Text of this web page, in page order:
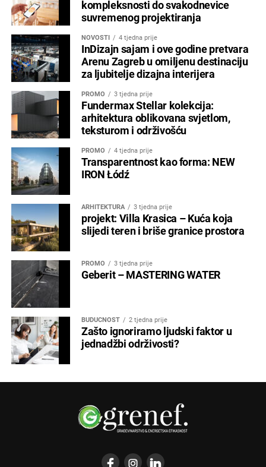
kompleksnosti do svakodnevice
suvremenog projektiranja
NOVOSTI 4 tjedna prije
InDizajn sajam i ove godine pretvara
Arenu Zagreb u omiljenu destinaciju
za ljubitelje dizajna interijera
PROMO 3 tjedna prije
Fundermax Stellar kolekcija:
arhitektura oblikovana svjetlom,
teksturom i održivošću
PROMO 4 tjedna prije
Transparentnost kao forma: NEW
IRON Łódź
ARHITEKTURA 3 tjedna prije
projekt: Villa Krasica – Kuća koja
slijedi teren i briše granice prostora
PROMO 3 tjedna prije
Geberit – MASTERING WATER
BUDUĆNOST 2 tjedna prije
Zašto ignoriramo ljudski faktor u
jednadžbi održivosti?